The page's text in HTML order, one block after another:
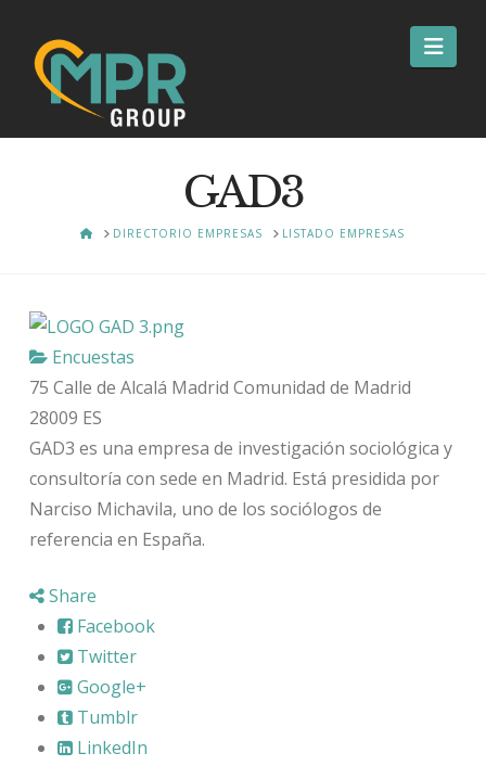
GAD3
HOMEDIRECTORIO EMPRESAS LISTADO EMPRESAS
Encuestas
75 Calle de Alcalá Madrid Comunidad de Madrid
28009 ES
GAD3 es una empresa de investigación sociológica y
consultoría con sede en Madrid. Está presidida por
Narciso Michavila, uno de los sociólogos de
referencia en España.
Share
Facebook
Twitter
Google+
Tumblr
LinkedIn